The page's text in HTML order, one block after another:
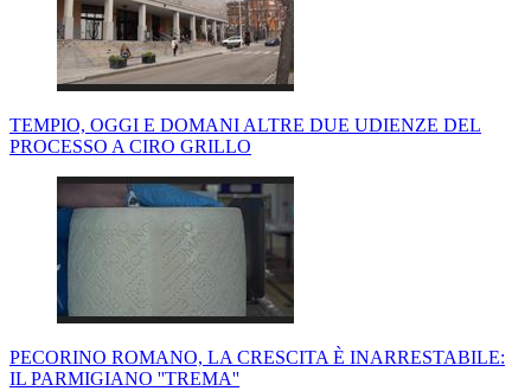
TEMPIO, OGGI E DOMANI ALTRE DUE UDIENZE DEL
PROCESSO A CIRO GRILLO
PECORINO ROMANO, LA CRESCITA È INARRESTABILE:
IL PARMIGIANO ''TREMA''